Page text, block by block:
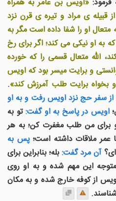
قبیله ی مراد و تیره ی قرن نزد
او را شفا داده است مگر به
به او نیکی می کند؛ اگر برای رخ
الله متعال قسمی را که خورده
و برایت میسر بود که اویس
بخواه برایت طلب آمرزش کند».
از سفر حج نزد اویس رفت و به او
اویس در پاسخ به او گفت:تو به
برای من طلب مغفرت کن؛ به هر
ملاقات داشته است؛ پس به
آن مرد گفت:بله؛ بنابراین برای
این مهم شده و به او روی
از کوفه خارج شده و به مکان